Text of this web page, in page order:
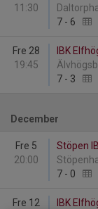
11:30
7 - 6
Fre 28
19:45
IBK
7 - 3
December
Fre 5
20:00
Stöpen
7 - 0
Fre 12
IBK